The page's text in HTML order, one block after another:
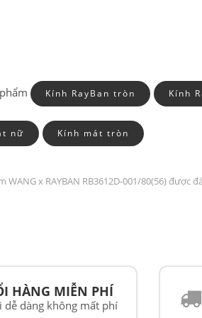
Kính RayBan tròn Kính
nữ Kính mát tròn
WANG x RAYBAN RB3612D-001/80(56) được
HÀNG MIỄN PHÍ
dễ dàng không mất phí